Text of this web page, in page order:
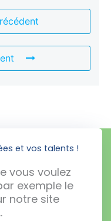
et vos talents !
vous voulez
exemple le
notre site